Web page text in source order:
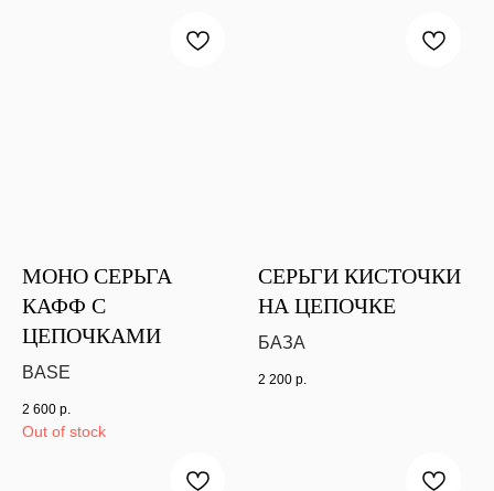
МОНО СЕРЬГА
КАФФ С
ЦЕПОЧКАМИ
BASE
2 600 р.
Out of stock
СЕРЬГИ КИСТОЧКИ
НА ЦЕПОЧКЕ
БАЗА
2 200 р.